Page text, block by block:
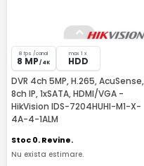
8 fps /canal
8 MP / 4K
max 1 x
HDD
DVR 4ch 5MP, H.265, AcuSense,
8ch IP, 1xSATA, HDMI/VGA -
HikVision IDS-7204HUHI-M1-X-
4A-4-1ALM
Stoc 0. Revine.
Nu exista estimare.